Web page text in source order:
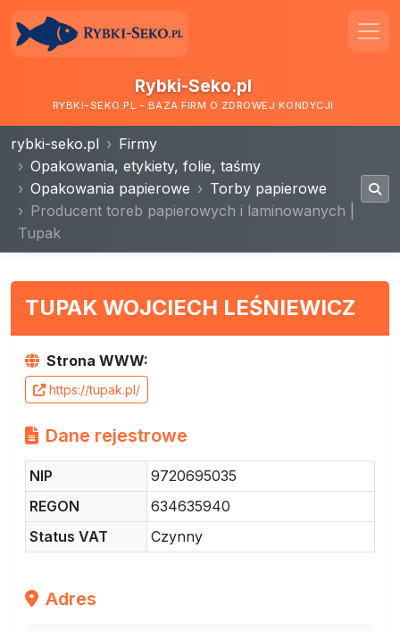
Rybki-Seko.pl
RYBKI-SEKO.PL - BAZA FIRM O ZDROWEJ KONDYCJI
rybki-seko.pl
Firmy
Opakowania, etykiety, folie, taśmy
Opakowania papierowe
Torby papierowe
Producent toreb papierowych i laminowanych |
Tupak
TUPAK WOJCIECH LEŚNIEWICZ
Strona WWW:
https://tupak.pl/
Dane rejestrowe
NIP
9720695035
REGON
634635940
Status VAT
Czynny
Adres